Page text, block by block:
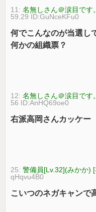
11:名無しさん＠涙目です
59.29 ID:GuNceKFu0
何でこんなのが当選し
何かの組織票？
12:名無しさん＠涙目です
56 ID:AnHQ69oe0
右派高岡さんカッケー
25:警備員[Lv.32](みかか) [
qHqvu4B0
こいつのネガキャンで